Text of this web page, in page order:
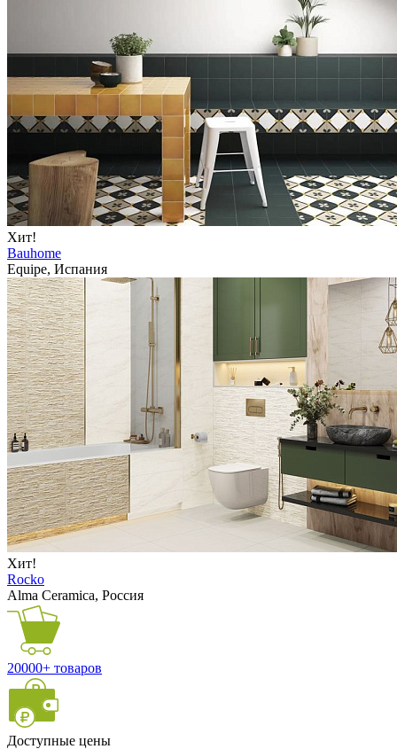
Хит!
Bauhome
Equipe, Испания
Хит!
Rocko
Alma Ceramica, Россия
20000+ товаров
Доступные цены